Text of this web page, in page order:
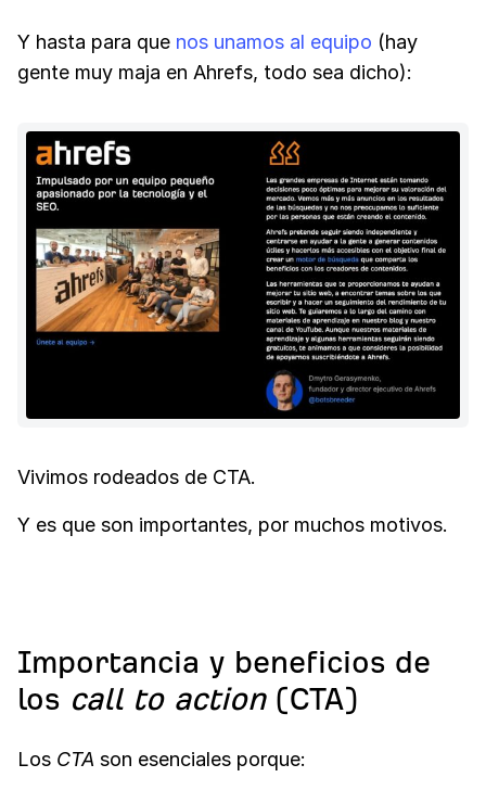
Y hasta para que nos unamos al equipo (hay
gente muy maja en Ahrefs, todo sea dicho):
Vivimos rodeados de CTA.
Y es que son importantes, por muchos motivos.
Importancia y beneficios de
los call to action(CTA)
Los CTA son esenciales porque: